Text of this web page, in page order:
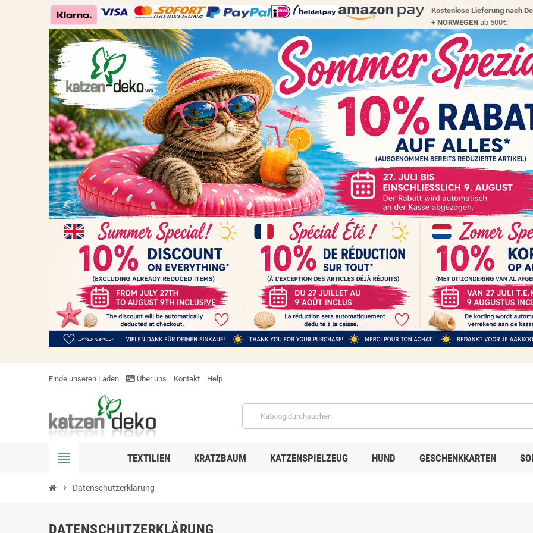
Kostenlose Lieferung nach
+ NORWEGEN ab 500€
Finde unseren Laden Über uns Kontakt Help
view_headline TEXTILIEN KRATZBAUM KATZENSPIELZEUG HUND GESCHENKKARTEN
chevron_right Datenschutzerklärung
DATENSCHUTZERKLÄRUNG